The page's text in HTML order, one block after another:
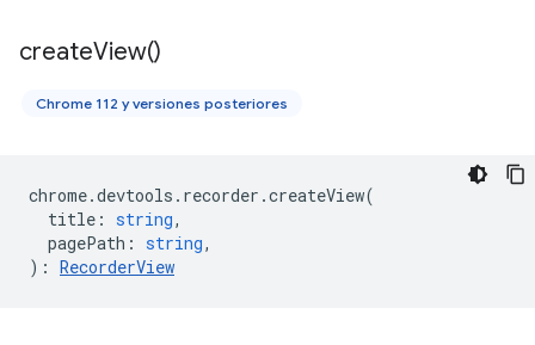
createView()
Chrome 112 y versiones posteriores
chrome.devtools . recorder .createView(
title : string,
pagePath : string,
) : RecorderView